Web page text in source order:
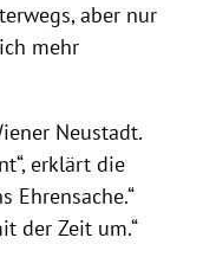
aber nur
mehr
Neustadt.
erklärt die
Ehrensache.“
der Zeit um.“